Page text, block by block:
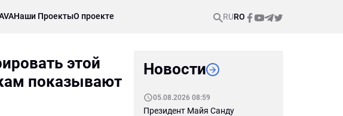
Наши ПроектыО проекте RURO
этой
показывают
Новости
05.08.2026 08:59
Президент Майя Санду